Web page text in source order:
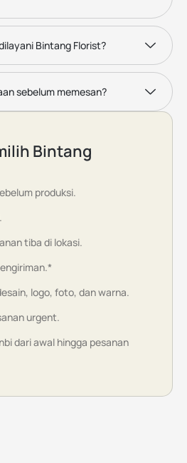
Bintang Florist?
sebelum memesan?
Bintang
produksi.
tiba di lokasi.
logo, foto, dan warna.
urgent.
dari awal hingga pesanan